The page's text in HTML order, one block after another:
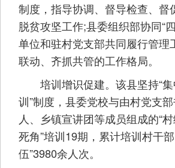
制度，指导协调、督导检查、督
脱贫攻坚工作;县委组织部协同“
单位和驻村党支部共同履行管理
联动、齐抓共管的工作格局。
培训增识促建。该县坚持“集
训”制度，县委党校与由村党支
人、乡镇宣讲团等成员组成的“
死角”培训19期，累计培训村干
伍”3980余人次。